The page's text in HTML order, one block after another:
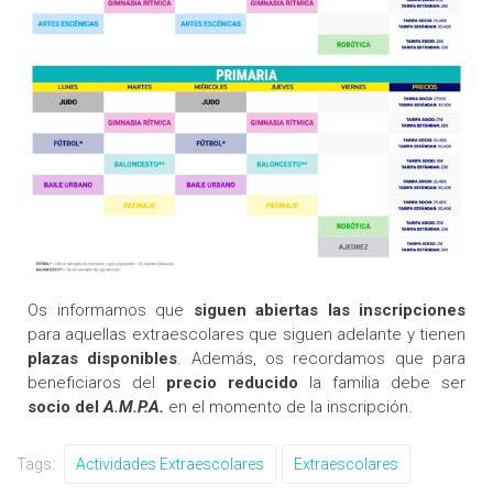
Os informamos que siguen abiertas las inscripciones
para aquellas extraescolares que siguen adelante y tienen
plazas disponibles. Además, os recordamos que para
beneficiaros del precio reducido la familia debe ser
socio delA.M.P.A. en el momento de la inscripción.
Tags: Actividades Extraescolares Extraescolares